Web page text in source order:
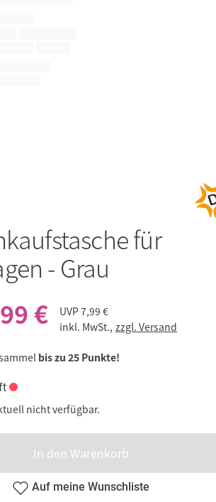
für
- Grau
€ UVP7,99 €
inkl. MwSt., zzgl. Versand
bis zu 25 Punkte!
nicht verfügbar.
In den Warenkorb
Auf meine Wunschliste